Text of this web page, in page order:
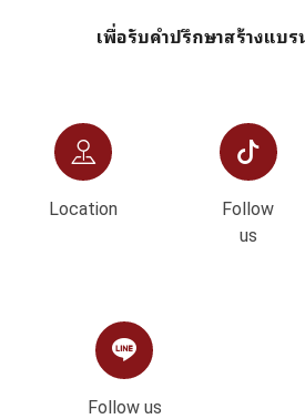
เพื่อรับคำปรึกษาสร้างแบ
Location
Follow
us
Follow us